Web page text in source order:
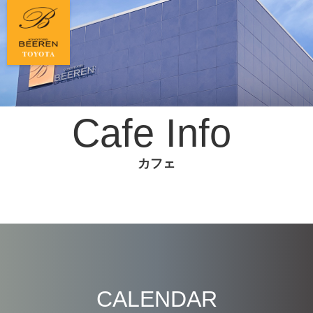
Cafe Info
カフェ
CALENDAR